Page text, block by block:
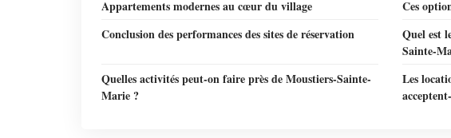
Appartements modernes au cœur du village
Ces
Conclusion des performances des sites de réservation
Quel est
Sainte-
Quelles activités peut-on faire près de Moustiers-Sainte-
Marie ?
Les